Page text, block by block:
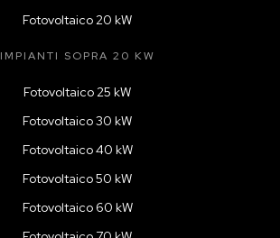
Fotovoltaico 20 kW
IMPIANTI SOPRA 20 KW
Fotovoltaico 25 kW
Fotovoltaico 30 kW
Fotovoltaico 40 kW
Fotovoltaico 50 kW
Fotovoltaico 60 kW